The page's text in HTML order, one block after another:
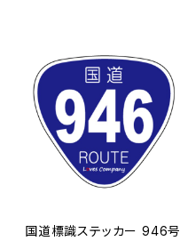
国道標識ステッカー 946号